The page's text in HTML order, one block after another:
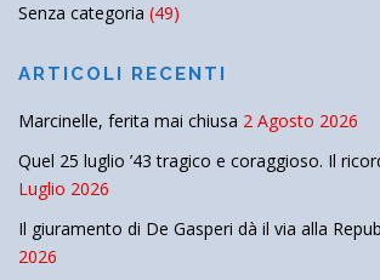
Senza categoria (49)
ARTICOLI RECENTI
Marcinelle, ferita mai chiusa 2 Agosto 2026
Quel 25 luglio ’43 tragico e coraggioso. Il
Luglio 2026
Il giuramento di De Gasperi dà il via alla
2026